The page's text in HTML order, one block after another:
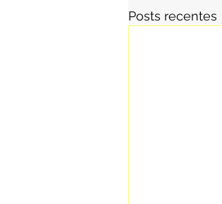
Posts recentes